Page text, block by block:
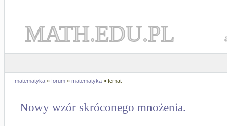
MATH.EDU.PL
matematyka » forum » matematyka » temat
Nowy wzór skróconego mnożenia.